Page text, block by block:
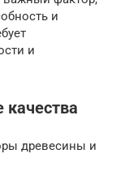
и
и
древесины и